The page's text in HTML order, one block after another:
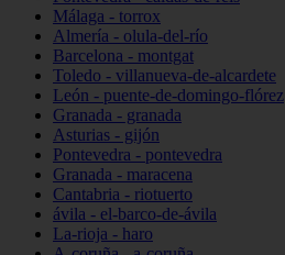
Málaga - torrox
Almería - olula-del-río
Barcelona - montgat
Toledo - villanueva-de-alcardete
León - puente-de-domingo-flórez
Granada - granada
Asturias - gijón
Pontevedra - pontevedra
Granada - maracena
Cantabria - riotuerto
ávila - el-barco-de-ávila
La-rioja - haro